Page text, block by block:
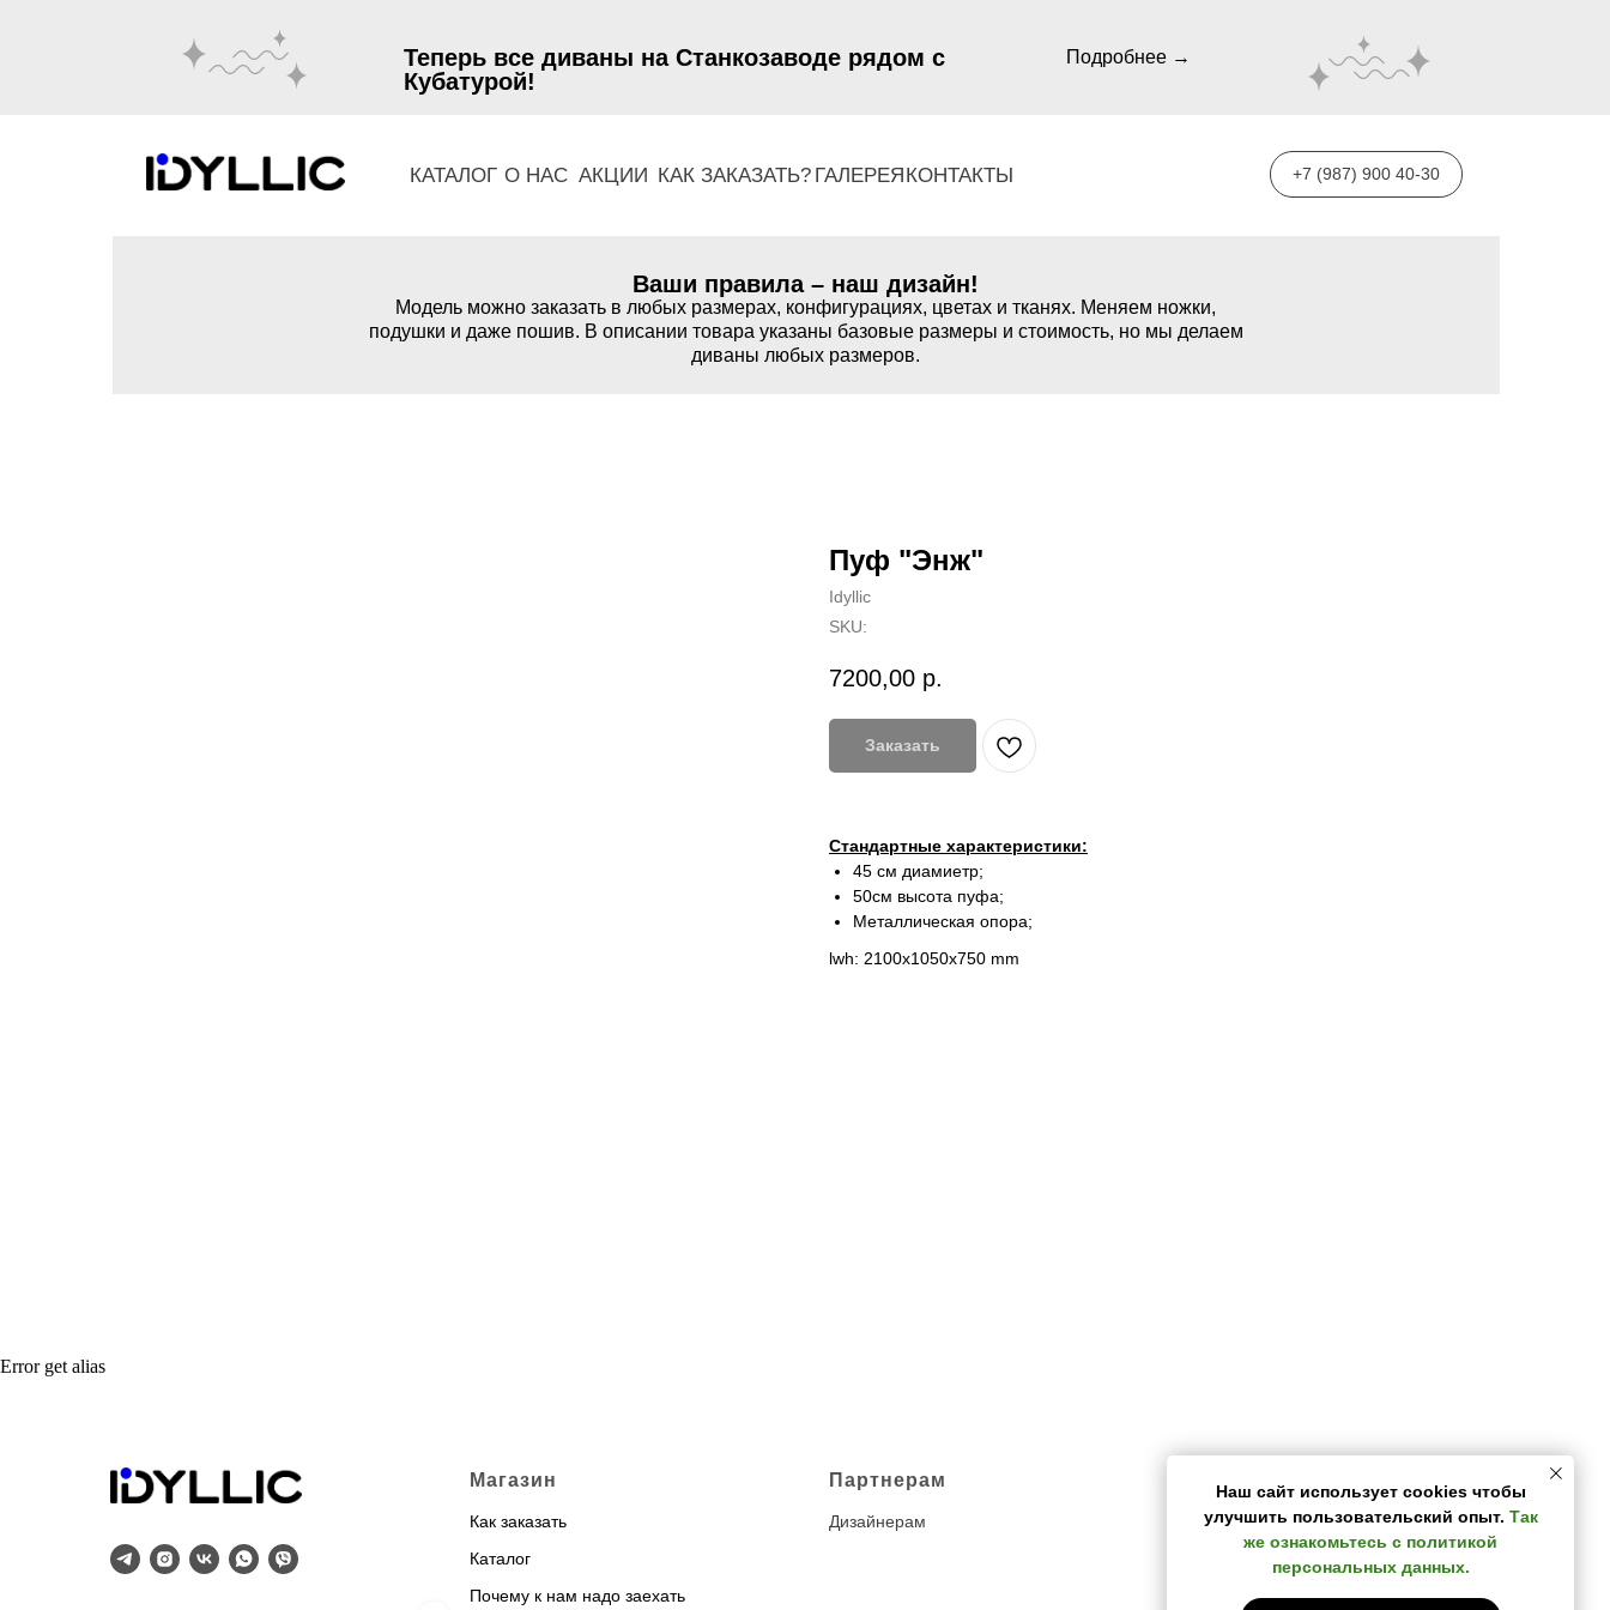
Подробнее →
Теперь все диваны на Станкозаводе рядом с
Кубатурой!
КАТАЛОГ О НАС АКЦИИ КАК ЗАКАЗАТЬ? ГАЛЕРЕЯКОНТАКТЫ +7 (987) 900 40-30
Ваши правила – наш дизайн!
Модель можно заказать в любых размерах, конфигурациях, цветах и тканях. Меняем ножки,
подушки и даже пошив. В описании товара указаны базовые размеры и стоимость, но мы делаем
диваны любых размеров.
Пуф "Энж"
Idyllic
SKU:
7200,00 р.
Заказать
Стандартные характеристики:
45 см диамиетр;
50см высота пуфа;
Металлическая опора;
lwh: 2100x1050x750 mm
Error get alias
Магазин
Как заказать
Каталог
Почему к нам надо заехать
Партнерам
Дизайнерам
О нас
Наш сайт использует cookies чтобы
улучшить пользовательский опыт. Так
же ознакомьтесь с политикой
персональных данных.